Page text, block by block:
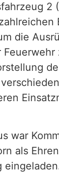
2
die
war
als